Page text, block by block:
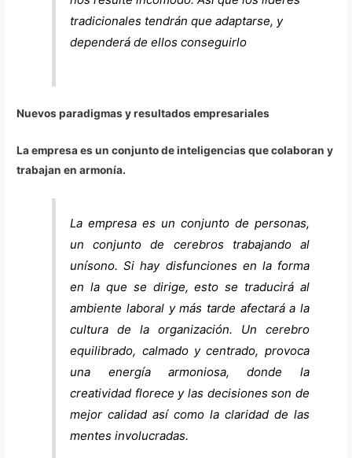
tradicionales tendrán que adaptarse, y
dependerá de ellos conseguirlo
Nuevos paradigmas y resultados empresariales
La empresa es un conjunto de inteligencias que colaboran y
trabajan en armonía.
La empresa es un conjunto de personas,
un conjunto de cerebros trabajando al
unísono. Si hay disfunciones en la forma
en la que se dirige, esto se traducirá al
ambiente laboral y más tarde afectará a la
cultura de la organización. Un cerebro
equilibrado, calmado y centrado, provoca
una energía armoniosa, donde la
creatividad florece y las decisiones son de
mejor calidad así como la claridad de las
mentes involucradas.